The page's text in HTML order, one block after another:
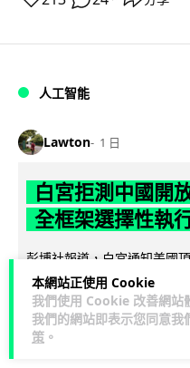
本網站正使用 Cookie
我們使用 Cookie 改善網站
我們的網站即表示您同意我
策 。
人工智能
Lawton 1 日
白宮拒測中國開
全框架選擇性執
彭博社報道，白宮通知美國
模型將不納入特朗普政府新
則聯署呼籲政府不要限... 閱
44